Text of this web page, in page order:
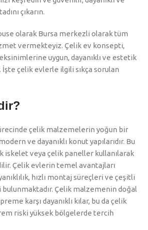
çıkarın.
olarak Bursa merkezli olarak tüm
vermekteyiz. Çelik ev konsepti,
uygun, dayanıklı ve estetik
İşte çelik evlerle ilgili sıkça sorulan
çelik malzemelerin yoğun bir
ve dayanıklı konut yapılarıdır. Bu
iskelet veya çelik paneller kullanılarak
Çelik evlerin temel avantajları
hızlı montaj süreçleri ve çeşitli
Çelik malzemenin doğal
karşı dayanıklı kılar, bu da çelik
riski yüksek bölgelerde tercih